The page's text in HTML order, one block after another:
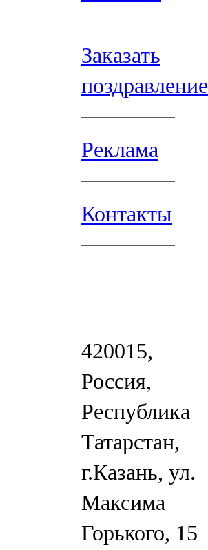
Заказать
поздравление
Реклама
Контакты
420015,
Россия,
Республика
Татарстан,
г.Казань, ул.
Максима
Горького, 15